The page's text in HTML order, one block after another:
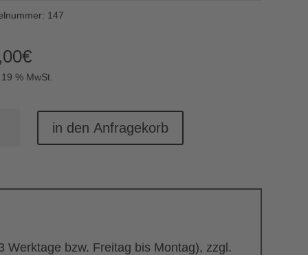
147
€
% MwSt.
in den Anfragekorb
bzw. Freitag bis Montag), zzgl.